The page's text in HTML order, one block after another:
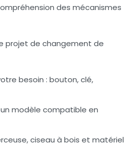
des mécanismes
projet de changement de
besoin : bouton, clé,
modèle compatible en
ciseau à bois et matériel